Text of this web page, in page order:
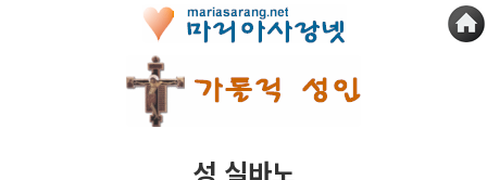
성 실바노